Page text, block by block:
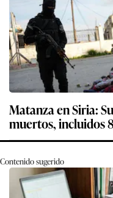
Matanza en Siria:
muertos, incluidos
Contenido sugerido